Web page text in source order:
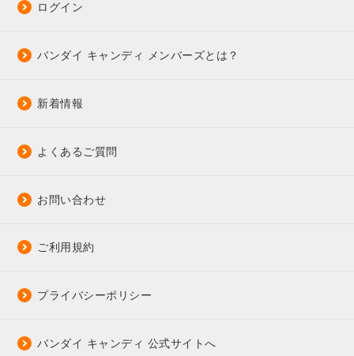
ログイン
バンダイ キャンディ メンバーズとは？
新着情報
よくあるご質問
お問い合わせ
ご利用規約
プライバシーポリシー
バンダイ キャンディ 公式サイトへ